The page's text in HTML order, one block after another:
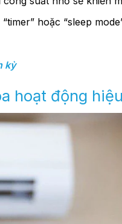
hoặc “sleep
kỳ
hoạt động